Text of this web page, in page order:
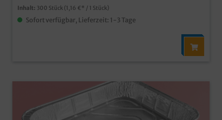
Inhalt: 300 Stück (1,16 €* / 1 Stück)
Sofort verfügbar, Lieferzeit: 1-3 Tage